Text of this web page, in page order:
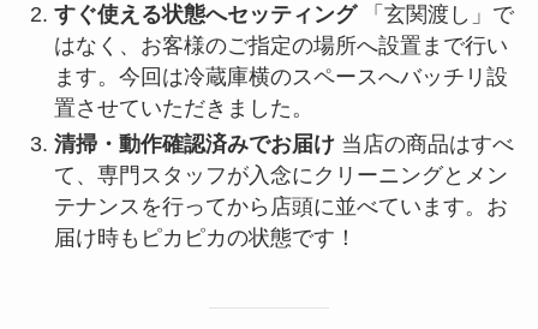
すぐ使える状態へセッティング「玄関渡し」で
はなく、お客様のご指定の場所へ設置まで行い
ます。今回は冷蔵庫横のスペースへバッチリ設
置させていただきました。
清掃・動作確認済みでお届け当店の商品はすべ
て、専門スタッフが入念にクリーニングとメン
テナンスを行ってから店頭に並べています。お
届け時もピカピカの状態です！